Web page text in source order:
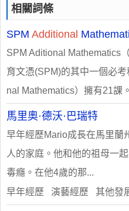
相關詞條
SPM Additional
SPM Aditional Mathematics
育文憑(SPM)的其中一個必
nal Mathematics）擁有21課
馬里奧·德沃·巴瑞特
早年經歷Mario成長在馬里蘭
人的家庭。他和他的祖母一
毒癮。在他4歲的那...
早年經歷 演藝經歷 其他發